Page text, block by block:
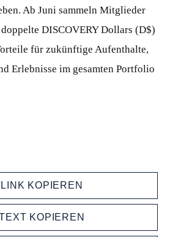
Ab Juni sammeln Mitglieder
DISCOVERY Dollars (D$)
für zukünftige Aufenthalte,
Erlebnisse im gesamten Portfolio
LINK KOPIEREN
KOPIEREN